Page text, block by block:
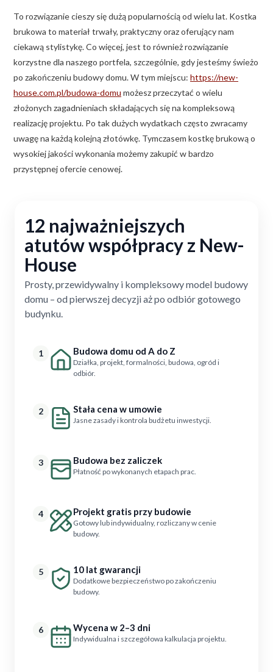
To rozwiązanie cieszy się dużą popularnością od wielu lat. Kostka
brukowa to materiał trwały, praktyczny oraz oferujący nam
ciekawą stylistykę. Co więcej, jest to również rozwiązanie
korzystne dla naszego portfela, szczególnie, gdy jesteśmy świeżo
po zakończeniu budowy domu. W tym miejscu: https://new-
house.com.pl/budowa-domu możesz przeczytać o wielu
złożonych zagadnieniach składających się na kompleksową
realizację projektu. Po tak dużych wydatkach często zwracamy
uwagę na każdą kolejną złotówkę. Tymczasem kostkę brukową o
wysokiej jakości wykonania możemy zakupić w bardzo
przystępnej ofercie cenowej.
12 najważniejszych
atutów współpracy z New-
House
Prosty, przewidywalny i kompleksowy model budowy
domu – od pierwszej decyzji aż po odbiór gotowego
budynku.
1 Budowa domu od A do Z
Działka, projekt, formalności, budowa, ogród i
odbiór.
2 Stała cena w umowie
Jasne zasady i kontrola budżetu inwestycji.
3 Budowa bez zaliczek
Płatność po wykonanych etapach prac.
4 Projekt gratis przy budowie
Gotowy lub indywidualny, rozliczany w cenie
budowy.
5 10 lat gwarancji
Dodatkowe bezpieczeństwo po zakończeniu
budowy.
6 Wycena w 2–3 dni
Indywidualna i szczegółowa kalkulacja projektu.